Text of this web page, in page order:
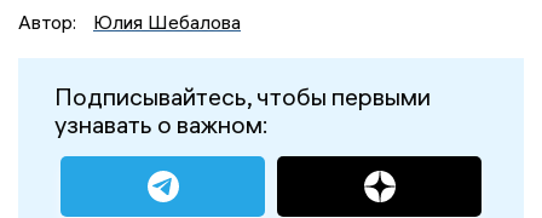
Автор: Юлия Шебалова
Подписывайтесь, чтобы первыми
узнавать о важном: